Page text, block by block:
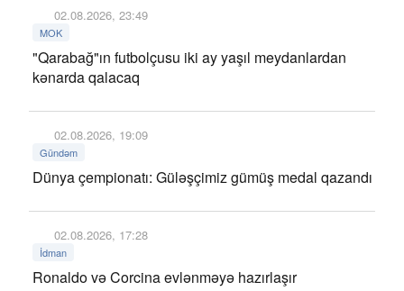
02.08.2026, 23:49
MOK
"Qarabağ"ın futbolçusu iki ay yaşıl meydanlardan
kənarda qalacaq
02.08.2026, 19:09
Gündəm
Dünya çempionatı: Güləşçimiz gümüş medal qazandı
02.08.2026, 17:28
İdman
Ronaldo və Corcina evlənməyə hazırlaşır